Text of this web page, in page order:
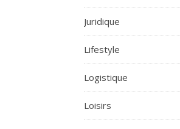
Juridique
Lifestyle
Logistique
Loisirs